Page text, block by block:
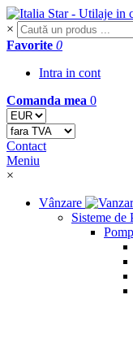
×
Favorite 0
Intra in cont
Comanda mea 0
Contact
Meniu
×
Vânzare
Sisteme de